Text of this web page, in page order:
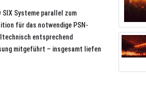
SIX Systeme parallel zum
für das notwendige PSN-
entsprechend
mitgeführt – insgesamt liefen